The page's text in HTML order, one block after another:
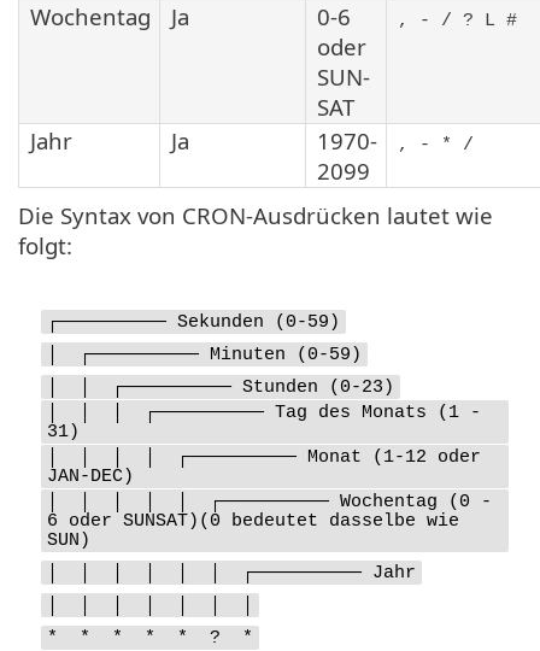
Wochentag Ja
0-6
oder
SUN-
SAT
, - / ? L #
Jahr Ja
1970-
2099
, - * /
Die Syntax von CRON-Ausdrücken lautet wie
folgt:
┌────────── Sekunden (0-59)
│ ┌────────── Minuten (0-59)
│ │ ┌────────── Stunden (0-23)
│ │ │ ┌────────── Tag des Monats (1 -
31)
│ │ │ │ ┌────────── Monat (1-12 oder
JAN-DEC)
│ │ │ │ │ ┌────────── Wochentag (0 -
6 oder SUNSAT)(0 bedeutet dasselbe wie
SUN)
│ │ │ │ │ │ ┌────────── Jahr
* * * * * ? *